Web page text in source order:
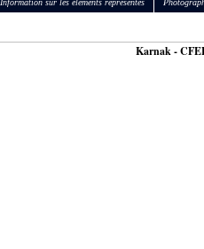
Information sur les éléments représentés